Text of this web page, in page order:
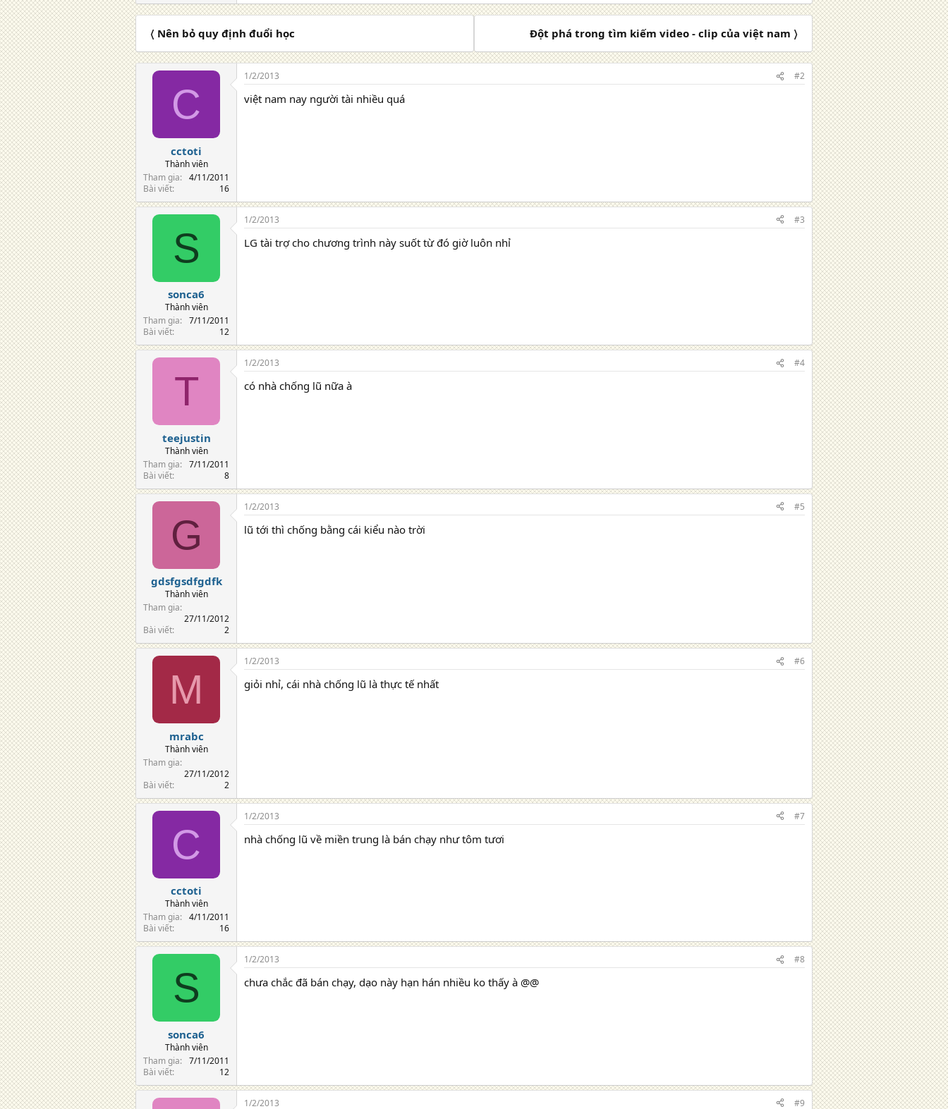
〈 Nên bỏ quy định đuổi học Đột phá trong tìm kiếm video - clip của việt nam 〉
C
cctoti
Thành viên
Tham gia
4/11/2011
Bài viết
16
1/2/2013 #2
việt nam nay người tài nhiều quá
S
sonca6
Thành viên
Tham gia
7/11/2011
Bài viết
12
1/2/2013 #3
LG tài trợ cho chương trình này suốt từ đó giờ luôn nhỉ
T
teejustin
Thành viên
Tham gia
7/11/2011
Bài viết
8
1/2/2013 #4
có nhà chống lũ nữa à
G
gdsfgsdfgdfk
Thành viên
Tham gia
27/11/2012
Bài viết
2
1/2/2013 #5
lũ tới thì chống bằng cái kiểu nào trời
M
mrabc
Thành viên
Tham gia
27/11/2012
Bài viết
2
1/2/2013 #6
giỏi nhỉ, cái nhà chống lũ là thực tế nhất
C
cctoti
Thành viên
Tham gia
4/11/2011
Bài viết
16
1/2/2013 #7
nhà chống lũ về miền trung là bán chạy như tôm tươi
S
sonca6
Thành viên
Tham gia
7/11/2011
Bài viết
12
1/2/2013 #8
chưa chắc đã bán chạy, dạo này hạn hán nhiều ko thấy à @@
1/2/2013 #9